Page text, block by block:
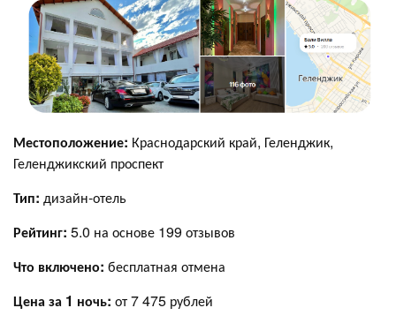
Местоположение: Краснодарский край, Геленджик,
Геленджикский проспект
Тип: дизайн-отель
Рейтинг: 5.0 на основе 199 отзывов
Что включено: бесплатная отмена
Цена за 1 ночь: от 7 475 рублей